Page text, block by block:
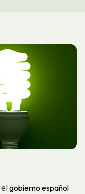
elgobierno español